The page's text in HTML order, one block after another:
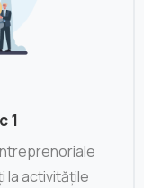
1
la activitățile